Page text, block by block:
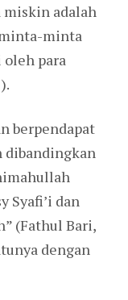
miskin adalah
minta
oleh para
berpendapat
dibandingkan
Syafi’i dan
(Fathul Bari,
dengan